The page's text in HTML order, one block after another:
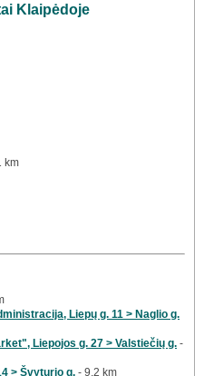
Klaipėdoje
km
Liepų g. 11 > Naglio g.
Liepojos g. 27 > Valstiečių g. -
> Švyturio g. - 9,2 km